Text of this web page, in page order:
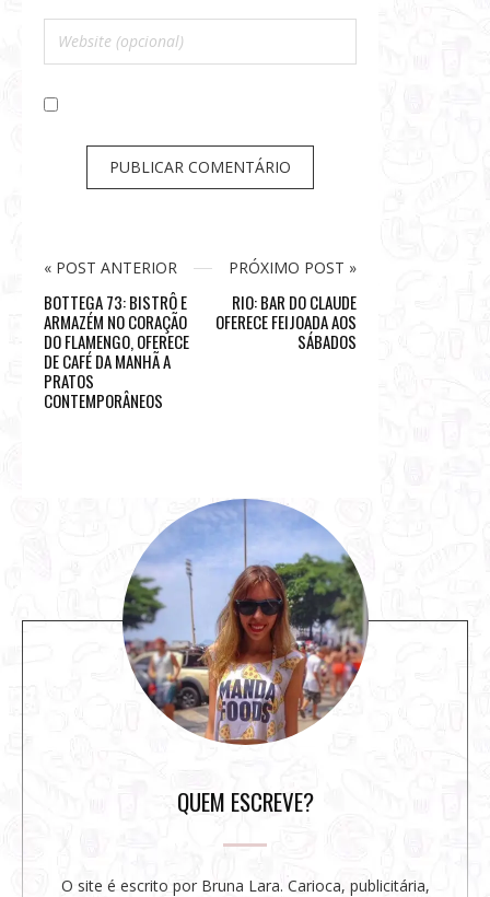
« POST ANTERIOR
BOTTEGA 73: BISTRÔ E
ARMAZÉM NO CORAÇÃO
DO FLAMENGO, OFERECE
DE CAFÉ DA MANHÃ A
PRATOS
CONTEMPORÂNEOS
PRÓXIMO POST »
RIO: BAR DO CLAUDE
OFERECE FEIJOADA AOS
SÁBADOS
s
QUEM ESCREVE?
O site é escrito por Bruna Lara. Carioca, publicitária,